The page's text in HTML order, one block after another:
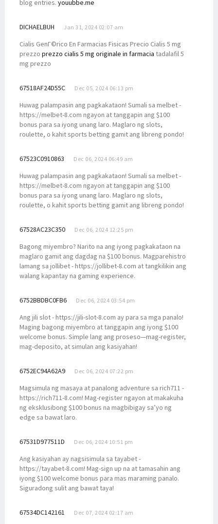
blog entries. youubbe.me
DICHAELBUH Jan 31, 2024 02:07 am
Cialis GenГ©rico En Farmacias Fisicas Precio Cialis 5 mg
prezzo prezzo cialis 5 mg originale in farmacia tadalafil 5
mg prezzo
67518AF24D55C Dec 05, 2024 06:13 pm
Huwag palampasin ang pagkakataon! Sumali sa melbet -
https://melbet-8.com ngayon at tanggapin ang $100
bonus para sa iyong unang laro. Maglaro ng slots,
roulette, o kahit sports betting gamit ang libreng pondo!
67523C0910863 Dec 06, 2024 06:49 am
Huwag palampasin ang pagkakataon! Sumali sa melbet -
https://melbet-8.com ngayon at tanggapin ang $100
bonus para sa iyong unang laro. Maglaro ng slots,
roulette, o kahit sports betting gamit ang libreng pondo!
67528AC23C350 Dec 06, 2024 12:25 pm
Bagong miyembro? Narito na ang iyong pagkakataon na
maglaro gamit ang dagdag na $100 bonus. Magparehistro
lamang sa jollibet - https://jollibet-8.com at tangkilikin ang
walang kapantay na gaming experience.
6752BBDBC0FB6 Dec 06, 2024 03:54 pm
Ang jili slot - https://jili-slot-8.com ay para sa mga panalo!
Maging bagong miyembro at tanggapin ang iyong $100
welcome bonus. Simple lang ang proseso—mag-register,
mag-deposito, at simulan ang kasiyahan!
6752EC94A62A9 Dec 06, 2024 07:22 pm
Magsimula ng masaya at panalong adventure sa rich711 -
https://rich711-8.com! Mag-register ngayon at makakuha
ng eksklusibong $100 bonus na magbibigay sa’yo ng
edge sa bawat laro.
67531D977511D Dec 06, 2024 10:51 pm
Ang kasiyahan ay nagsisimula sa tayabet -
https://tayabet-8.com! Mag-sign up na at tamasahin ang
iyong $100 welcome bonus para mas maraming panalo.
Siguradong sulit ang bawat taya!
67534DC142161 Dec 07, 2024 02:17 am